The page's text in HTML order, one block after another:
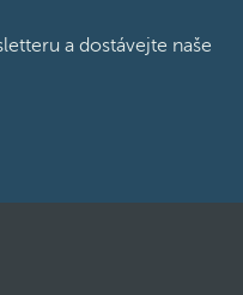
a dostávejte naše